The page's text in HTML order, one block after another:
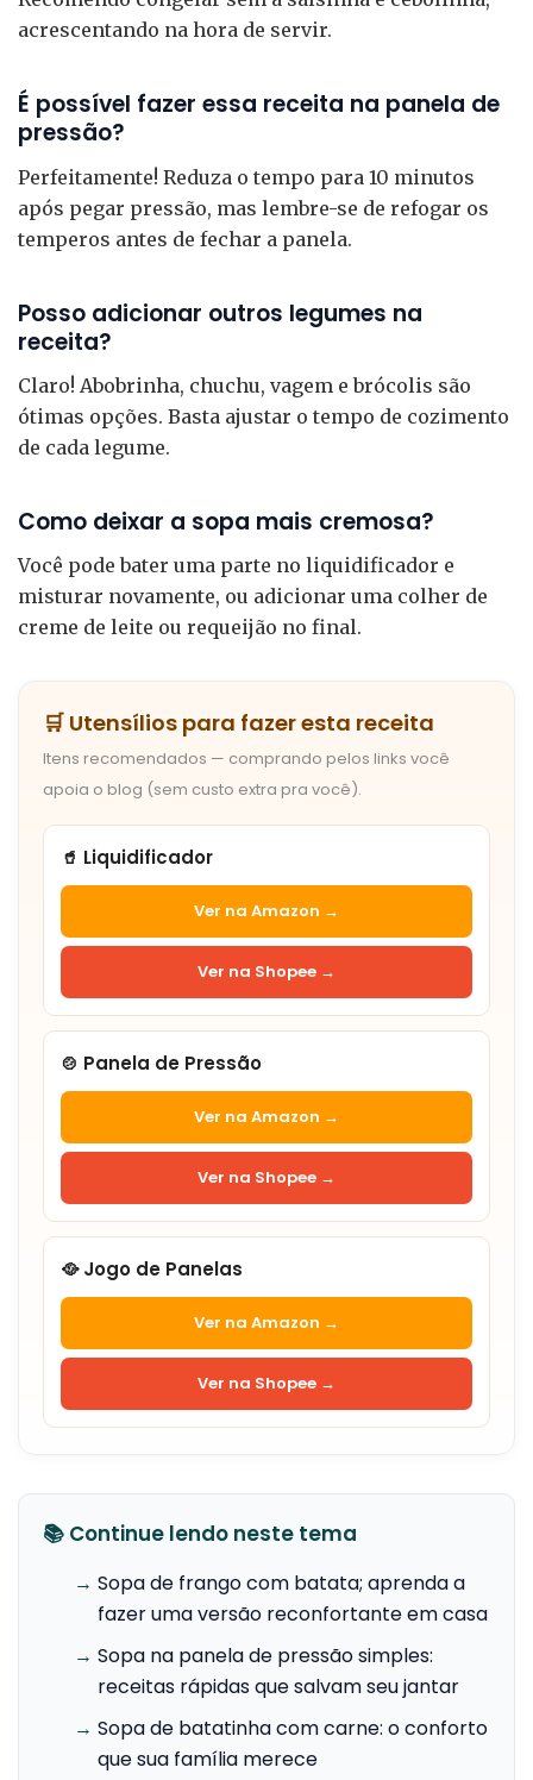
acrescentando na hora de servir.
É possível fazer essa receita na panela de
pressão?
Perfeitamente! Reduza o tempo para 10 minutos
após pegar pressão, mas lembre-se de refogar os
temperos antes de fechar a panela.
Posso adicionar outros legumes na
receita?
Claro! Abobrinha, chuchu, vagem e brócolis são
ótimas opções. Basta ajustar o tempo de cozimento
de cada legume.
Como deixar a sopa mais cremosa?
Você pode bater uma parte no liquidificador e
misturar novamente, ou adicionar uma colher de
creme de leite ou requeijão no final.
🛒 Utensílios para fazer esta receita
Itens recomendados — comprando pelos links você
apoia o blog (sem custo extra pra você).
🥤 Liquidificador
Ver na Amazon →
Ver na Shopee →
🍲 Panela de Pressão
Ver na Amazon →
Ver na Shopee →
🥘 Jogo de Panelas
Ver na Amazon →
Ver na Shopee →
📚 Continue lendo neste tema
→ Sopa de frango com batata; aprenda a
fazer uma versão reconfortante em casa
→ Sopa na panela de pressão simples:
receitas rápidas que salvam seu jantar
→ Sopa de batatinha com carne: o conforto
que sua família merece